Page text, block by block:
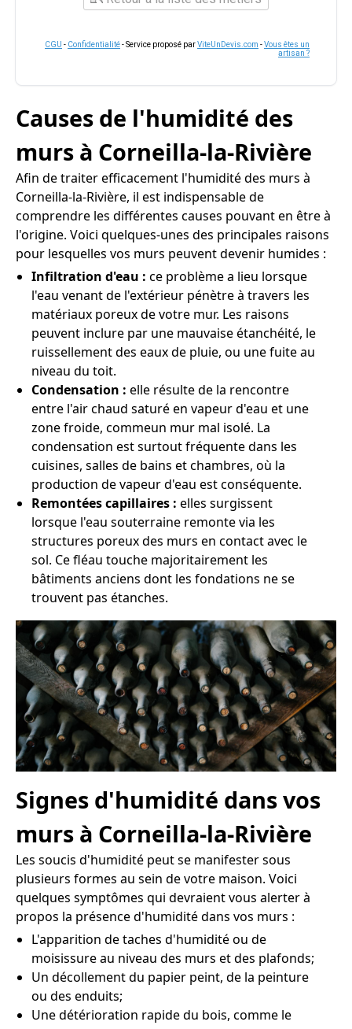
CGU - Confidentialité- Service proposé parViteUnDevis.com -Vous êtes un
artisan ?
Causes de l'humidité des
murs à Corneilla-la-Rivière
Afin de traiter efficacement l'humidité des murs à
Corneilla-la-Rivière, il est indispensable de
comprendre les différentes causes pouvant en être à
l'origine. Voici quelques-unes des principales raisons
pour lesquelles vos murs peuvent devenir humides :
Infiltration d'eau : ce problème a lieu lorsque
l'eau venant de l'extérieur pénètre à travers les
matériaux poreux de votre mur. Les raisons
peuvent inclure par une mauvaise étanchéité, le
ruissellement des eaux de pluie, ou une fuite au
niveau du toit.
Condensation : elle résulte de la rencontre
entre l'air chaud saturé en vapeur d'eau et une
zone froide, commeun mur mal isolé. La
condensation est surtout fréquente dans les
cuisines, salles de bains et chambres, où la
production de vapeur d'eau est conséquente.
Remontées capillaires : elles surgissent
lorsque l'eau souterraine remonte via les
structures poreux des murs en contact avec le
sol. Ce fléau touche majoritairement les
bâtiments anciens dont les fondations ne se
trouvent pas étanches.
Signes d'humidité dans vos
murs à Corneilla-la-Rivière
Les soucis d'humidité peut se manifester sous
plusieurs formes au sein de votre maison. Voici
quelques symptômes qui devraient vous alerter à
propos la présence d'humidité dans vos murs :
L'apparition de taches d'humidité ou de
moisissure au niveau des murs et des plafonds;
Un décollement du papier peint, de la peinture
ou des enduits;
Une détérioration rapide du bois, comme le